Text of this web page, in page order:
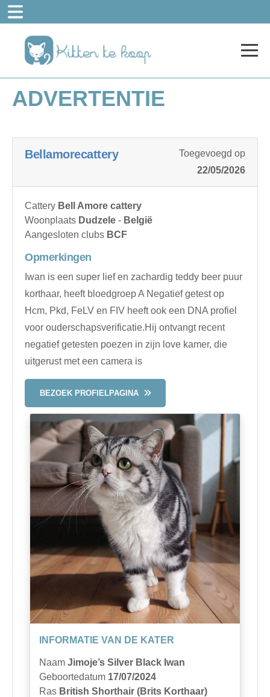
ADVERTENTIE
Bellamorecattery
Toegevoegd op
22/05/2026
Cattery Bell Amore cattery
Woonplaats Dudzele - België
Aangesloten clubs BCF
Opmerkingen
Iwan is een super lief en zachardig teddy beer puur
korthaar, heeft bloedgroep A Negatief getest op
Hcm, Pkd, FeLV en FIV heeft ook een DNA profiel
voor ouderschapsverificatie.Hij ontvangt recent
negatief getesten poezen in zijn love kamer, die
uitgerust met een camera is
BEZOEK PROFIELPAGINA
INFORMATIE VAN DE KATER
Naam Jimoje’s Silver Black Iwan
Geboortedatum 17/07/2024
Ras British Shorthair (Brits Korthaar)